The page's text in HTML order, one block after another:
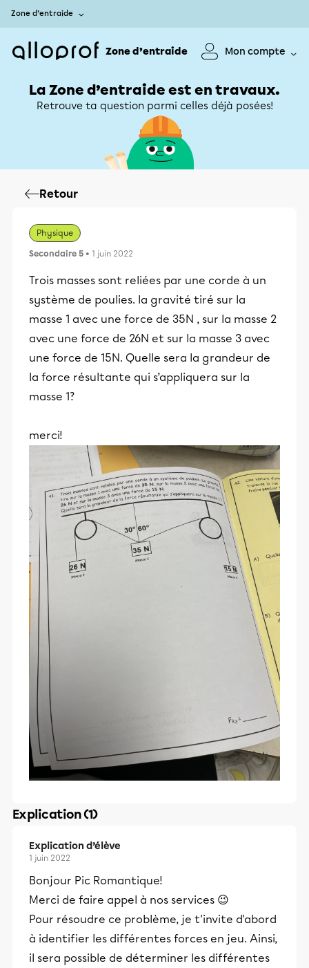
Zone d’entraide
Zone d’entraide Mon compte
La Zone d’entraide est en travaux.
Retrouve ta question parmi celles déjà posées!
Retour
Physique
Secondaire 5 • 1 juin 2022
Trois masses sont reliées par une corde à un
système de poulies. la gravité tiré sur la
masse 1 avec une force de 35N , sur la masse 2
avec une force de 26N et sur la masse 3 avec
une force de 15N. Quelle sera la grandeur de
la force résultante qui s’appliquera sur la
masse 1?
merci!
Explication (1)
Explication d’élève
1 juin 2022
Bonjour Pic Romantique!
Merci de faire appel à nos services 😉
Pour résoudre ce problème, je t'invite d'abord
à identifier les différentes forces en jeu. Ainsi,
il sera possible de déterminer les différentes